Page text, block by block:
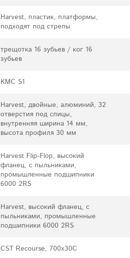
Harvest, пластик, платформы,
подходят под стрепы
трещотка 16 зубьев / ког 16
зубьев
KMC S1
Harvest, двойные, алюминий, 32
отверстия под спицы,
внутренняя ширина 14 мм,
высота профиля 30 мм
Harvest Flip-Flop, высокий
фланец, с пыльниками,
промышленные подшипники
6000 2RS
Harvest, высокий фланец, с
пыльниками, промышленные
подшипники 6000 2RS
CST Recourse, 700x30С